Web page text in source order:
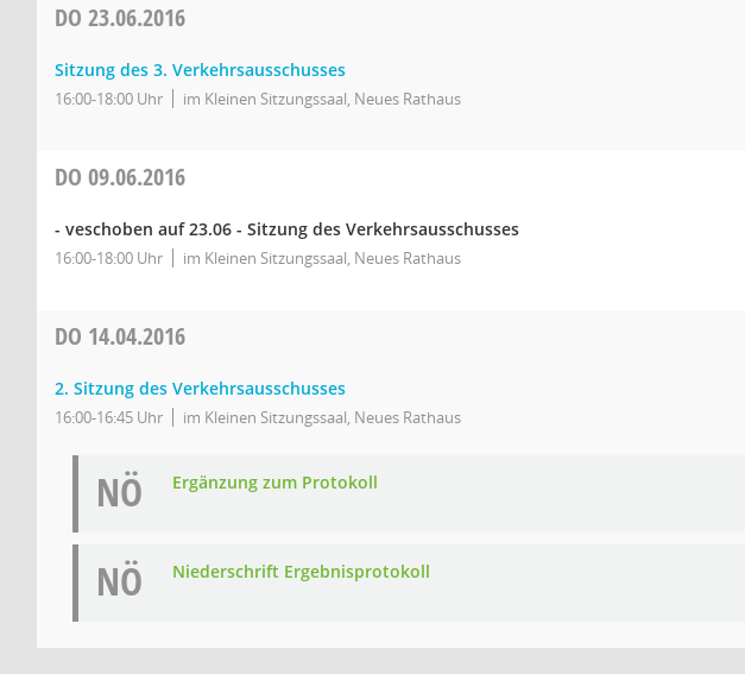
DO 23.06.2016
Sitzung des 3. Verkehrsausschusses
16:00-18:00 Uhr im Kleinen Sitzungssaal, Neues Rathaus
DO 09.06.2016
- veschoben auf 23.06 - Sitzung des Verkehrsausschusses
16:00-18:00 Uhr im Kleinen Sitzungssaal, Neues Rathaus
DO 14.04.2016
2. Sitzung des Verkehrsausschusses
16:00-16:45 Uhr im Kleinen Sitzungssaal, Neues Rathaus
NÖ Ergänzung zum Protokoll
NÖ Niederschrift Ergebnisprotokoll